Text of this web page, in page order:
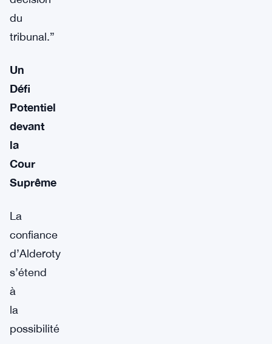
du
tribunal.”
Un
Défi
Potentiel
devant
la
Cour
Suprême
La
confiance
d’Alderoty
s’étend
à
la
possibilité